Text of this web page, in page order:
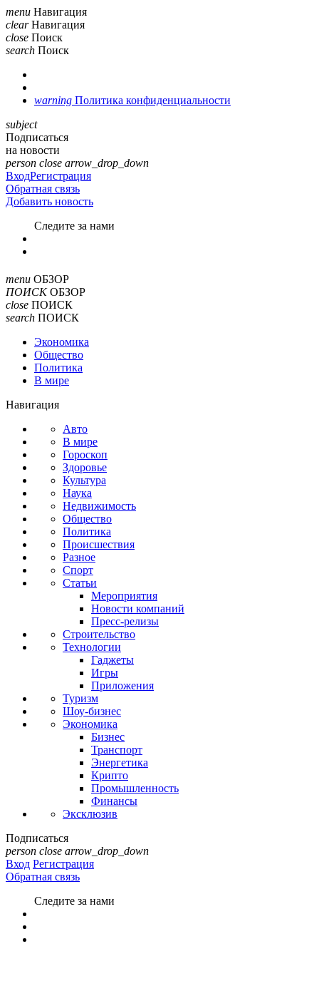
menu Навигация
clear Навигация
close Поиск
search Поиск
warning Политика конфиденциальности
subject
Подписаться
на новости
person close arrow_drop_down
ВходРегистрация
Обратная связь
Добавить новость
Cледите за нами
menu ОБЗОР
ПОИСК ОБЗОР
close ПОИСК
search ПОИСК
Экономика
Общество
Политика
В мире
Навигация
Авто
В мире
Гороскоп
Здоровье
Культура
Наука
Недвижимость
Общество
Политика
Происшествия
Разное
Спорт
Статьи
Мероприятия
Новости компаний
Пресс-релизы
Строительство
Технологии
Гаджеты
Игры
Приложения
Туризм
Шоу-бизнес
Экономика
Бизнес
Транспорт
Энергетика
Крипто
Промышленность
Финансы
Эксклюзив
Подписаться
person close arrow_drop_down
Вход Регистрация
Обратная связь
Следите за нами